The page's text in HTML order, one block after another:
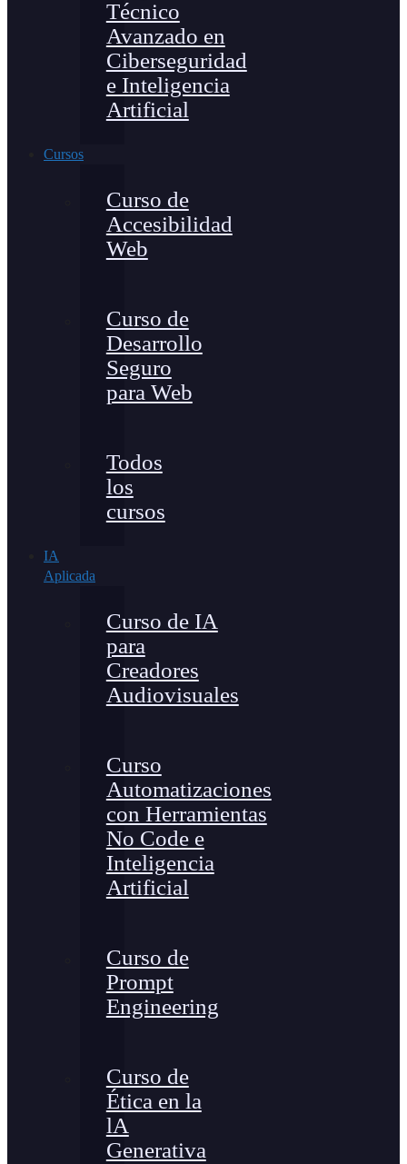
Técnico
Avanzado en
Ciberseguridad
e Inteligencia
Artificial
Cursos
Curso de
Accesibilidad
Web
Curso de
Desarrollo
Seguro
para Web
Todos
los
cursos
IA
Aplicada
Curso de IA
para
Creadores
Audiovisuales
Curso
Automatizaciones
con Herramientas
No Code e
Inteligencia
Artificial
Curso de
Prompt
Engineering
Curso de
Ética en la
lA
Generativa